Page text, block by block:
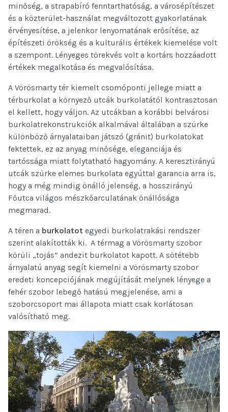
minőség, a strapabíró fenntarthatóság, a városépítészet
és a közterület-használat megváltozott gyakorlatának
érvényesítése, a jelenkor lenyomatának erősítése, az
építészeti örökség és a kulturális értékek kiemelése volt
a szempont. Lényeges törekvés volt a kortárs hozzáadott
értékek megalkotása és megvalósítása.
A Vörösmarty tér kiemelt csomóponti jellege miatt a
térburkolat a környező utcák burkolatától kontrasztosan
el kellett, hogy váljon. Az utcákban a korábbi belvárosi
burkolatrekonstrukciók alkalmával általában a szürke
különböző árnyalataiban játszó (gránit) burkolatokat
fektettek, ez az anyag minősége, eleganciája és
tartóssága miatt folytatható hagyomány. A keresztirányú
utcák szürke elemes burkolata egyúttal garancia arra is,
hogy a még mindig önálló jelenség, a hosszirányú
Főutca világos mészkőarculatának önállósága
megmarad.
A téren a burkolatot egyedi burkolatrakási rendszer
szerint alakították ki. A térmag a Vörösmarty szobor
körüli „tojás” andezit burkolatot kapott. A sötétebb
árnyalatú anyag segít kiemelni a Vörösmarty szobor
eredeti koncepciójának megújítását melynek lényege a
fehér szobor lebegő hatású megjelenése, ami a
szoborcsoport mai állapota miatt csak korlátosan
valósítható meg.